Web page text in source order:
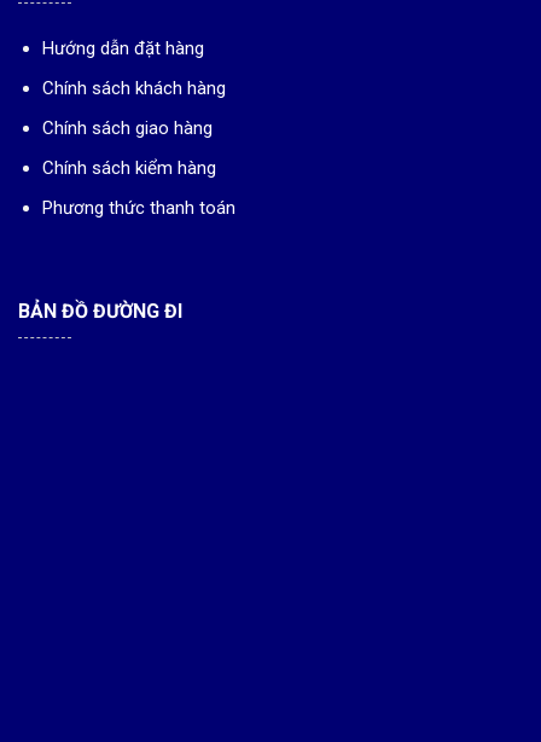
Hướng dẫn đặt hàng
Chính sách khách hàng
Chính sách giao hàng
Chính sách kiểm hàng
Phương thức thanh toán
BẢN ĐỒ ĐƯỜNG ĐI